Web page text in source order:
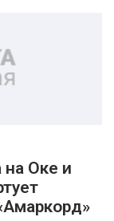
на Оке и